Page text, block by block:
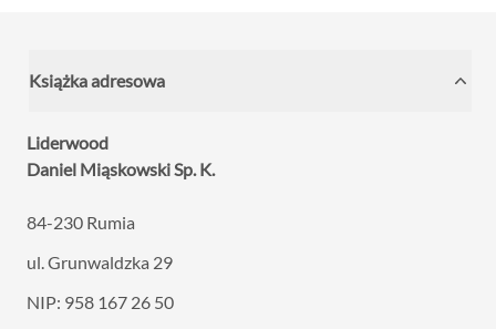
Książka adresowa
Liderwood
Daniel Miąskowski Sp. K.
84-230 Rumia
ul. Grunwaldzka 29
NIP: 958 167 26 50